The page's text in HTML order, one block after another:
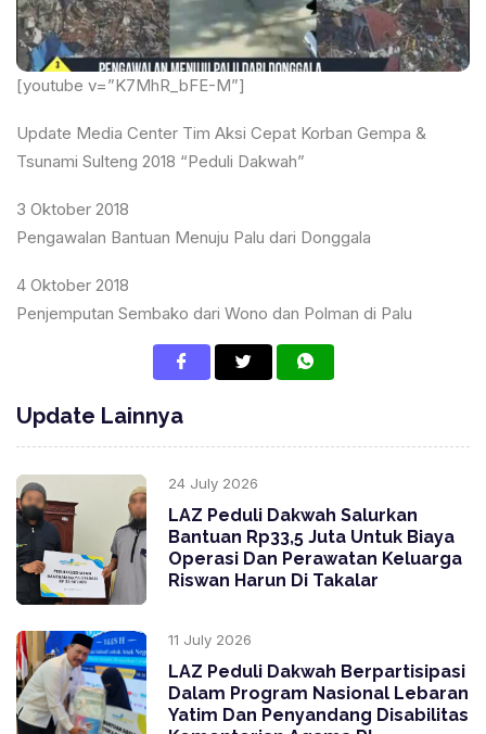
[youtube v=”K7MhR_bFE-M”]
Update Media Center Tim Aksi Cepat Korban Gempa &
Tsunami Sulteng 2018 “Peduli Dakwah”
3 Oktober 2018
Pengawalan Bantuan Menuju Palu dari Donggala
4 Oktober 2018
Penjemputan Sembako dari Wono dan Polman di Palu
Update Lainnya
24 July 2026
LAZ Peduli Dakwah Salurkan
Bantuan Rp33,5 Juta Untuk Biaya
Operasi Dan Perawatan Keluarga
Riswan Harun Di Takalar
11 July 2026
LAZ Peduli Dakwah Berpartisipasi
Dalam Program Nasional Lebaran
Yatim Dan Penyandang Disabilitas